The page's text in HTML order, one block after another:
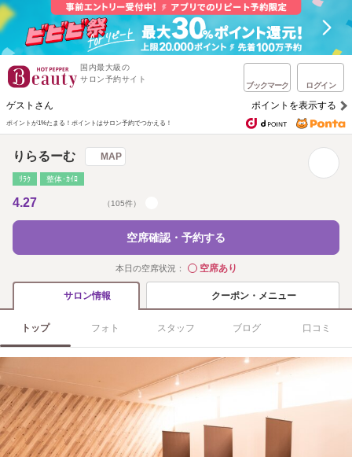
国内最大級の
サロン予約サイト
ブックマーク ログイン
ゲストさん ポイントを表示する
ポイントが1%たまる！ ポイントはサロン予約でつかえる！
りらるーむ MAP
ﾘﾗｸ 整体･ｶｲﾛ
4.27 （105件）
空席確認・予約する
本日の空席状況： ◯空席あり
サロン情報 クーポン・メニュー
トップ フォト スタッフ ブログ 口コミ